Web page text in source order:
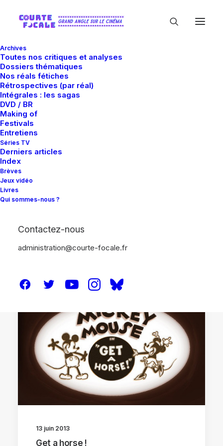
Archives
Toutes nos critiques et analyses
Dossiers thématiques
Nos réals fétiches
Rétrospectives (par réal)
Intégrales : les sagas
DVD / BR
Making of
Festivals
Entretiens
Séries TV
Derniers articles
Index
Brèves
Jeux vidéo
Livres
Qui sommes-nous ?
Contactez-nous
administration@courte-focale.fr
13 juin 2013
Get a horse !